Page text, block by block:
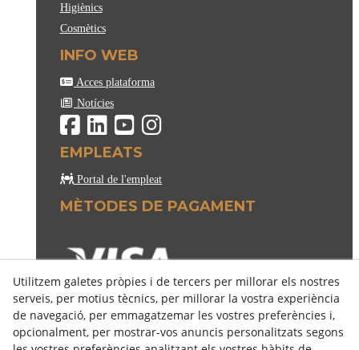
Higiènics
Cosmètics
INFO WEB
Acces plataforma
Notícies
EMPLEATS
Portal de l'empleat
MÈTODES DE PAGAMENT
Utilitzem galetes pròpies i de tercers per millorar els nostres
serveis, per motius tècnics, per millorar la vostra experiència
de navegació, per emmagatzemar les vostres preferències i,
opcionalment, per mostrar-vos anuncis personalitzats segons